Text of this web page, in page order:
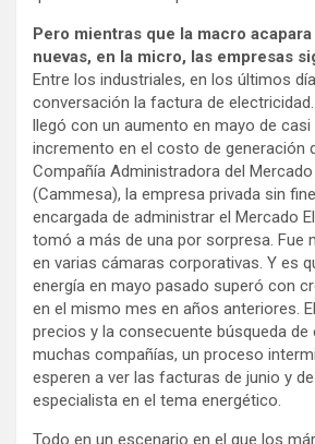
Pero mientras que la macro
nuevas, en la micro, las empresas
Entre los industriales, en los últimos
conversación la factura de
llegó con un aumento en mayo de casi
incremento en el costo de generación
Compañía Administradora del
(Cammesa), la empresa privada sin
encargada de administrar el Mercado
tomó a más de una por sorpresa. Fue
en varias cámaras corporativas. Y es
energía en mayo pasado superó con
en el mismo mes en años anteriores.
precios y la consecuente búsqueda de
muchas compañías, un proceso
esperen a ver las facturas de junio y de
especialista en el tema energético.
Todo en un escenario en el que los